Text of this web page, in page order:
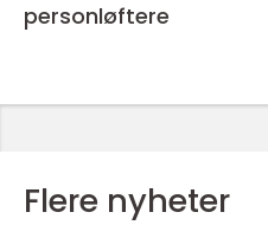
personløftere
Flere nyheter